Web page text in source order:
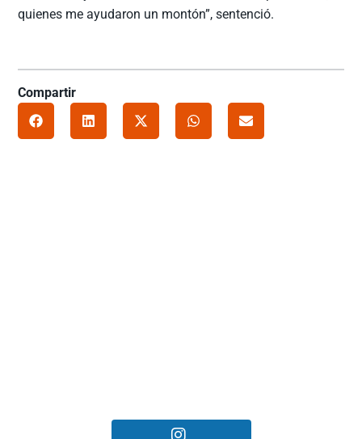
quienes me ayudaron un montón”, sentenció.
Compartir